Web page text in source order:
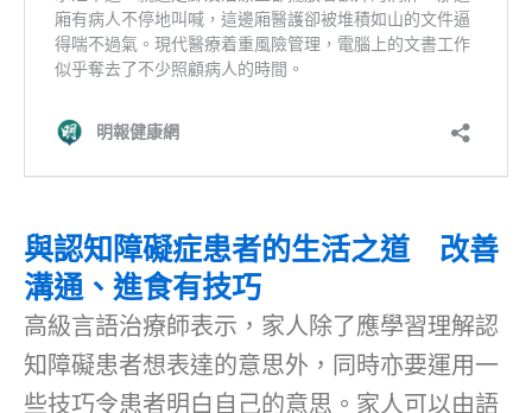
與認知障礙症患者的生活之道 改善
溝通、進食有技巧
高級言語治療師表示，家人除了應學習理解認
知障礙患者想表達的意思外，同時亦要運用一
些技巧令患者明白自己的意思。家人可以由語